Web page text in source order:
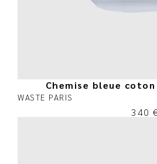
Chemise bleue
WASTE PARIS
340